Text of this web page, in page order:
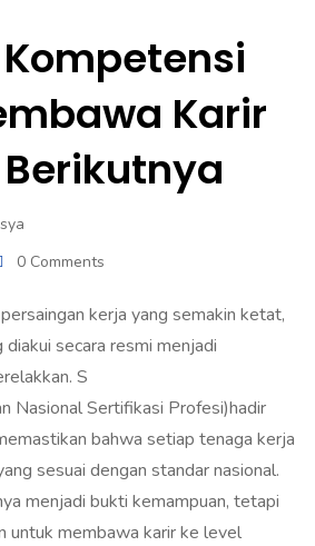
Karir
Berikutnya
0 Comments
kerja yang semakin ketat,
secara resmi menjadi
S
Nasional Sertifikasi Profesi)hadir
bahwa setiap tenaga kerja
sesuai dengan standar nasional.
menjadi bukti kemampuan, tetapi
untuk membawa karir ke level